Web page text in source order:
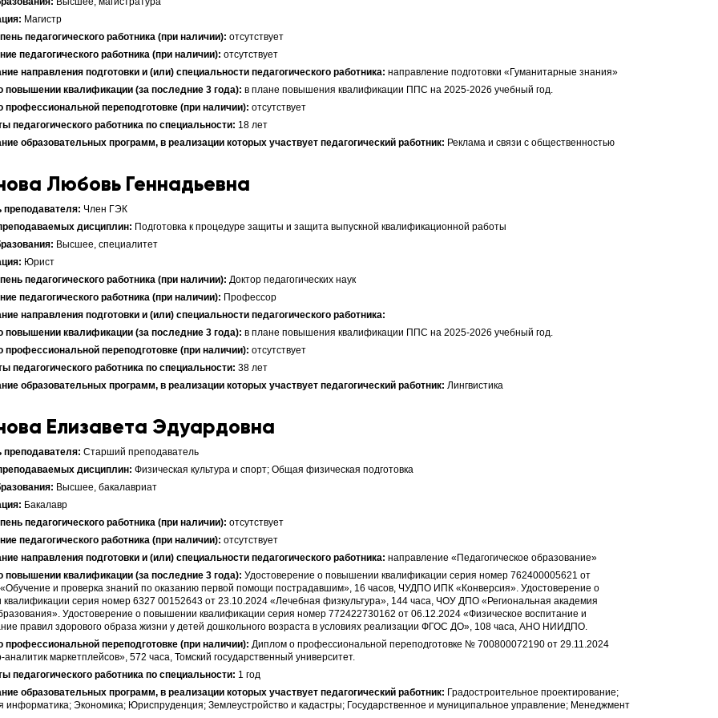
Магистр
отсутствует
отсутствует
направление подготовки «Гуманитарные знания»
в плане повышения квалификации ППС на 2025-2026 учебный год.
отсутствует
18 лет
Реклама и связи с общественностью
Любовь Геннадьевна
Член ГЭК
Подготовка к процедуре защиты и защита выпускной квалификационной работы
Высшее, специалитет
Юрист
Доктор педагогических наук
Профессор
в плане повышения квалификации ППС на 2025-2026 учебный год.
отсутствует
38 лет
Лингвистика
Елизавета Эдуардовна
Старший преподаватель
Физическая культура и спорт; Общая физическая подготовка
Высшее, бакалавриат
Бакалавр
отсутствует
отсутствует
направление «Педагогическое образование»
Удостоверение о повышении квалификации серия номер 762400005621 от
и проверка знаний по оказанию первой помощи пострадавшим», 16 часов, ЧУДПО ИПК «Конверсия». Удостоверение о
серия номер 6327 00152643 от 23.10.2024 «Лечебная физкультура», 144 часа, ЧОУ ДПО «Региональная академия
Удостоверение о повышении квалификации серия номер 772422730162 от 06.12.2024 «Физическое воспитание и
правил здорового образа жизни у детей дошкольного возраста в условиях реализации ФГОС ДО», 108 часа, АНО НИИДПО.
Диплом о профессиональной переподготовке № 700800072190 от 29.11.2024
маркетплейсов», 572 часа, Томский государственный университет.
1 год
Градостроительное проектирование;
информатика; Экономика; Юриспруденция; Землеустройство и кадастры; Государственное и муниципальное управление; Менеджмент